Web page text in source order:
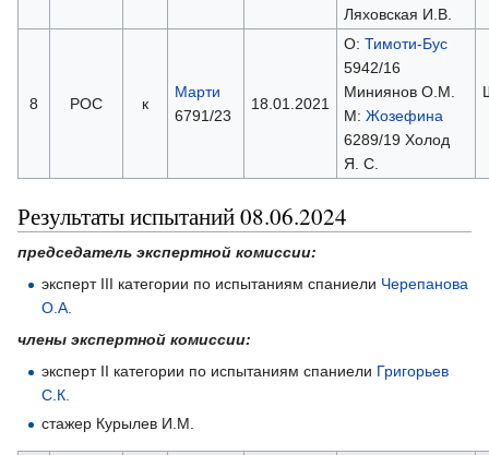
Ляховская И.В.
8 РОС к
Марти
6791/23
18.01.2021
О: Тимоти-Бус
5942/16
Миниянов О.М.
М: Жозефина
6289/19 Холод
Я. С.
Результаты испытаний 08.06.2024
председатель экспертной комиссии:
эксперт III категории по испытаниям спаниели Черепанова
О.А.
члены экспертной комиссии:
эксперт II категории по испытаниям спаниели Григорьев
С.К.
стажер Курылев И.М.